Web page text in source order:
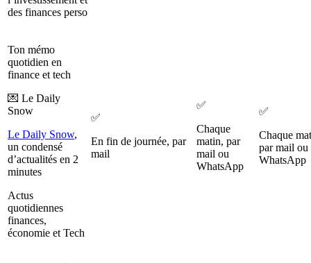
des finances perso
Ton mémo
quotidien en
finance et tech
💌 Le Daily
Snow
Le Daily Snow,
un condensé
d’actualités en 2
minutes
Actus
quotidiennes
finances,
économie et Tech
✅
En fin de journée, par
mail
✅
Chaque
matin, par
mail ou
WhatsApp
✅
Chaque
par mail ou
WhatsApp